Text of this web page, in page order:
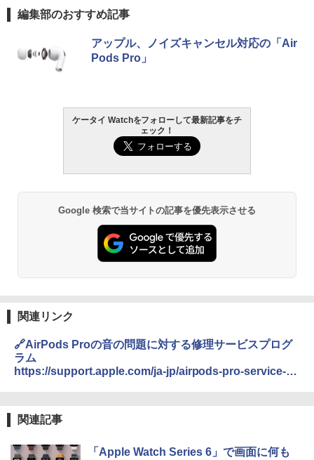
編集部のおすすめ記事
アップル、ノイズキャンセル対応の「Air
Pods Pro」
ケータイ Watchをフォローして最新記事をチ
ェック！
Google 検索で当サイトの記事を優先表示させる
関連リンク
🔗AirPods Proの音の問題に対する修理サービスプログ
ラム
https://support.apple.com/ja-jp/airpods-pro-service-
関連記事
「Apple Watch Series 6」で画面に何も